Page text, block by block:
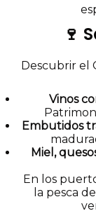
🍷
Descubrir el
Vinos
Embutidos
Miel,
En los
la pesca